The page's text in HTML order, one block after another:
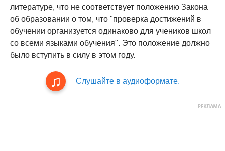
литературе, что не соответствует положению Закона
об образовании о том, что "проверка достижений в
обучении организуется одинаково для учеников школ
со всеми языками обучения". Это положение должно
было вступить в силу в этом году.
Слушайте в аудиоформате.